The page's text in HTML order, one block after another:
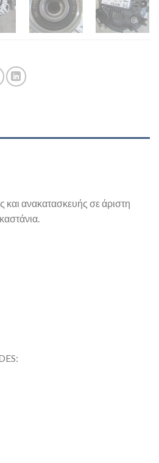
και ανακατασκευής σε άριστη